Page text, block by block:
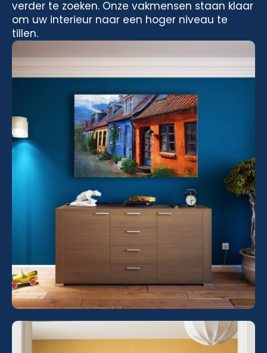
verder te zoeken. Onze vakmensen staan klaar
om uw interieur naar een hoger niveau te
tillen.